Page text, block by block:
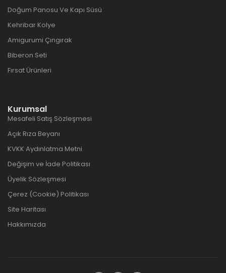
Doğum Panosu Ve Kapı Süsü
Kehribar Kolye
Amigurumi Çıngırak
Biberon Seti
Fırsat Ürünleri
Kurumsal
Mesafeli Satış Sözleşmesi
Açık Rıza Beyanı
KVKK Aydınlatma Metni
Değişim ve İade Politikası
Üyelik Sözleşmesi
Çerez (Cookie) Politikası
Site Haritası
Hakkımızda